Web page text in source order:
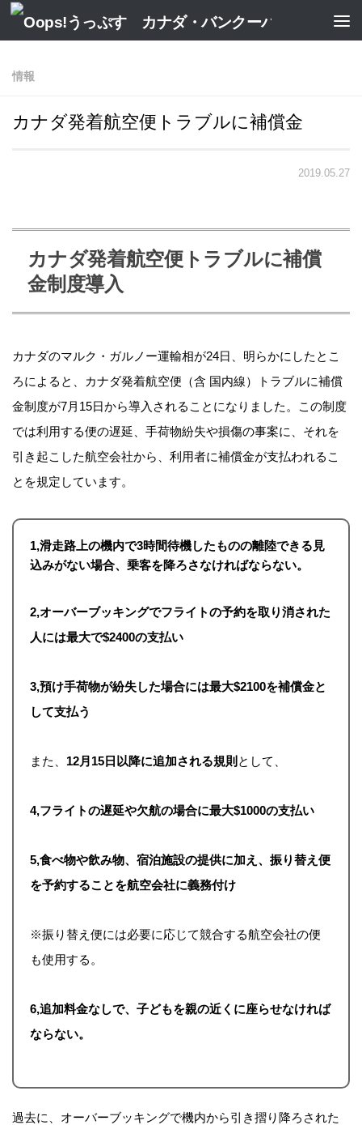
情報
カナダ発着航空便トラブルに補償金
2019.05.27
カナダ発着航空便トラブルに補償
金制度導入
カナダのマルク・ガルノー運輸相が24日、明らかにしたとこ
ろによると、カナダ発着航空便（含 国内線）トラブルに補償
金制度が7月15日から導入されることになりました。この制度
では利用する便の遅延、手荷物紛失や損傷の事案に、それを
引き起こした航空会社から、利用者に補償金が支払われるこ
とを規定しています。
1,滑走路上の機内で3時間待機したものの離陸できる見
込みがない場合、乗客を降ろさなければならない。
2,オーバーブッキングでフライトの予約を取り消された
人には最大で$2400の支払い
3,預け手荷物が紛失した場合には最大$2100を補償金と
して支払う
また、 12月15日以降に追加される規則 として、
4,フライトの遅延や欠航の場合に最大$1000の支払い
5,食べ物や飲み物、宿泊施設の提供に加え、振り替え便
を予約することを航空会社に義務付け
※振り替え便には必要に応じて競合する航空会社の便
も使用する。
6,追加料金なしで、子どもを親の近くに座らせなければ
ならない。
過去に、オーバーブッキングで機内から引き摺り降ろされた